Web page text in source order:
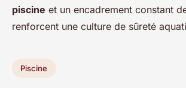
piscine et un encadrement constant
renforcent une culture de sûreté
Piscine